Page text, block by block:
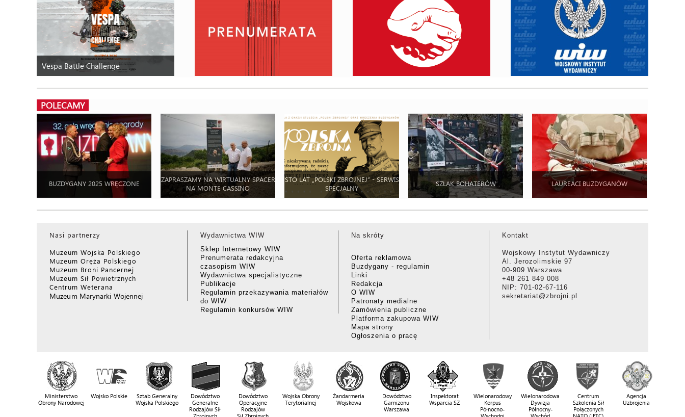
Vespa Battle Challenge
POLECAMY
BUZDYGANY 2025 WRĘCZONE
ZAPRASZAMY NA WIRTUALNY SPACER
NA MONTE CASSINO
STO LAT „POLSKI ZBROJNEJ” - SERWIS
SPECJALNY
SZLAK BOHATERÓW LAUREACI BUZDYGANÓW
Nasi partnerzy
Muzeum Wojska Polskiego
Muzeum Oręża Polskiego
Muzeum Broni Pancernej
Muzeum Sił Powietrznych
Centrum Weterana
Muzeum Marynarki Wojennej
Wydawnictwa WIW
Sklep Internetowy WIW
Prenumerata redakcyjna
czasopism WIW
Wydawnictwa specjalistyczne
Publikacje
Regulamin przekazywania materiałów
do WIW
Regulamin konkursów WIW
Na skróty
Oferta reklamowa
Buzdygany - regulamin
Linki
Redakcja
O WIW
Patronaty medialne
Zamówienia publiczne
Platforma zakupowa WIW
Mapa strony
Ogłoszenia o pracę
Kontakt
Wojskowy Instytut Wydawniczy
Al. Jerozolimskie 97
00-909 Warszawa
+48 261 849 008
NIP: 701-02-67-116
sekretariat@zbrojni.pl
Ministerstwo
Obrony Narodowej
Wojsko Polskie
Sztab Generalny
Wojska Polskiego
Dowództwo
Generalne
Rodzajów Sił
Dowództwo
Operacyjne
Rodzajów
Wojska Obrony
Terytorialnej
Żandarmeria
Wojskowa
Dowództwo
Garnizonu
Warszawa
Inspektorat
Wsparcia SZ
Wielonarodowy
Korpus
Północno-
Wielonarodowa
Dywizja
Północny-
Centrum
Szkolenia Sił
Połączonych
Agencja
Uzbrojenia